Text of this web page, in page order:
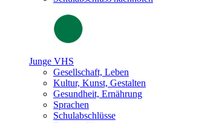
Junge VHS
Gesellschaft, Leben
Kultur, Kunst, Gestalten
Gesundheit, Ernährung
Sprachen
Schulabschlüsse